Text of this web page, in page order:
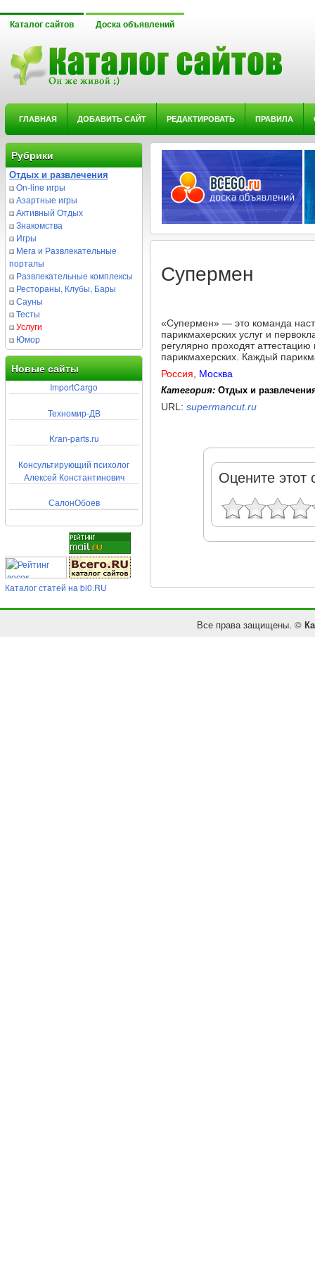
Каталог сайтов Доска объявлений
ГЛАВНАЯ ДОБАВИТЬ САЙТ РЕДАКТИРОВАТЬ ПРАВИЛА
Рубрики
Отдых и развлечения
On-line игры
Азартные игры
Активный Отдых
Знакомства
Игры
Мега и Развлекательные
порталы
Развлекательные комплексы
Рестораны, Клубы, Бары
Сауны
Тесты
Услуги
Юмор
Новые сайты
ImportCargo
Техномир-ДВ
Kran-parts.ru
Консультирующий психолог
Алексей Константинович
СалонОбоев
Каталог статей на bi0.RU
Супермен
«Супермен» — это команда
парикмахерских услуг и
регулярно проходят
парикмахерских. Каждый
Россия
Москва
Категория: Отдых и
URL: supermancut.ru
Оцените этот
Все права защищены. ©